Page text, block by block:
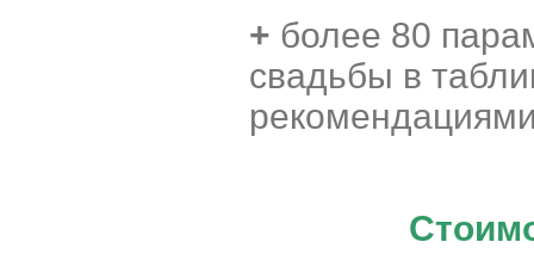
+ более 80
свадьбы в